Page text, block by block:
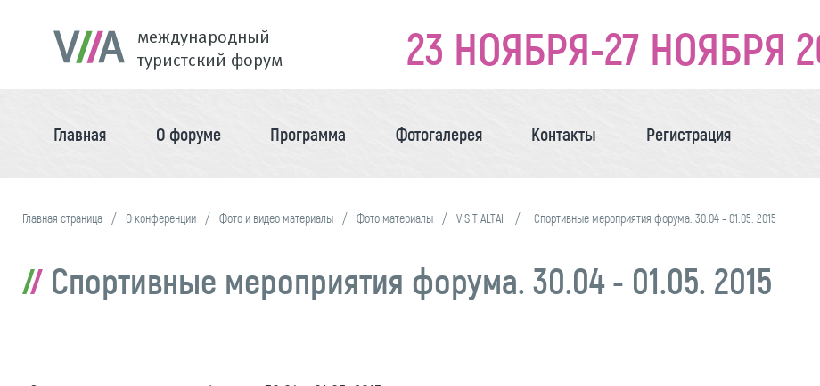
международный
туристский форум
23 НОЯБРЯ-27 НОЯБРЯ
Главная О форуме Программа Фотогалерея Контакты Регистрация
Главная страница О конференции Фото и видео материалы Фото материалы VISIT ALTAI Спортивные мероприятия форума. 30.04 - 01.05. 2015
Спортивные мероприятия форума. 30.04 - 01.05. 2015